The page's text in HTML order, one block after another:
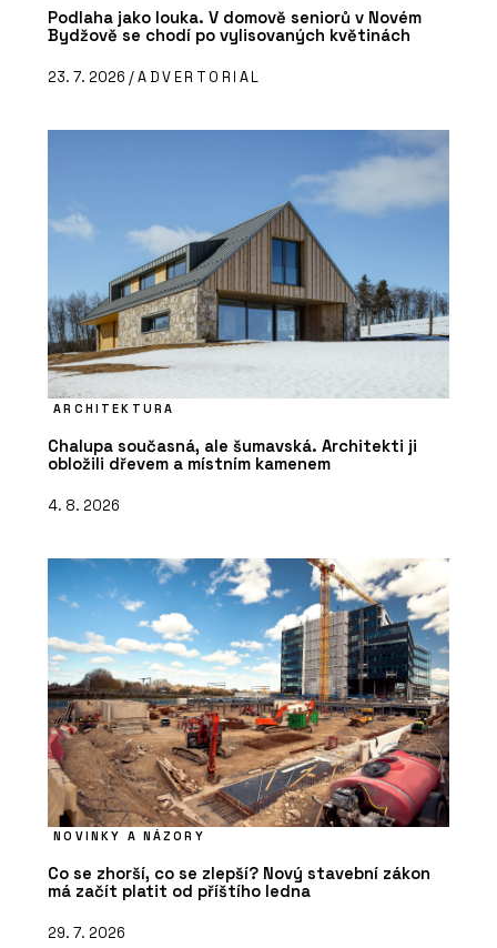
Podlaha jako louka. V domově seniorů v Novém
Bydžově se chodí po vylisovaných květinách
23. 7. 2026 /ADVERTORIAL
ARCHITEKTURA
Chalupa současná, ale šumavská. Architekti ji
obložili dřevem a místním kamenem
4. 8. 2026
NOVINKY A NÁZORY
Co se zhorší, co se zlepší? Nový stavební zákon
má začít platit od příštího ledna
29. 7. 2026